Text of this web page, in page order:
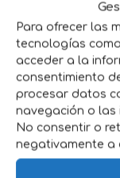
Para ofrecer las
tecnologías
acceder a la
consentimiento
procesar datos
navegación o las
No consentir o
negativamente a